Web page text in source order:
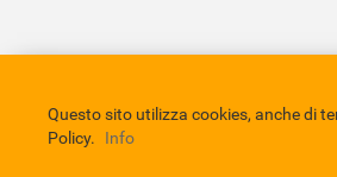
Comune di Eboli Servizio
Questo sito utilizza cookies, anche di
Policy.
Info